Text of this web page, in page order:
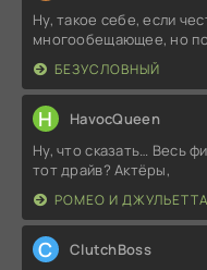
Ну, такое себе, если
многообещающее, но
БЕЗУСЛОВНЫЙ
H HavocQueen
Ну, что сказать… Весь
тот драйв? Актёры,
РОМЕО И ДЖУЛЬЕТТА
C ClutchBoss